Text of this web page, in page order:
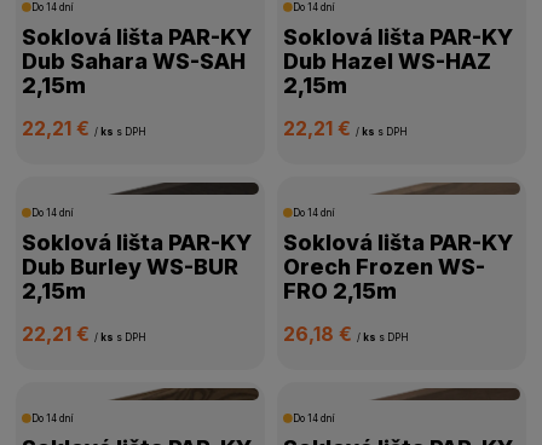
Do 14 dní
Soklová lišta PAR-KY
Dub Sahara WS-SAH
2,15m
22,21 €/ ks s DPH
Do 14 dní
Soklová lišta PAR-KY
Dub Hazel WS-HAZ
2,15m
22,21 € / ks s DPH
Do 14 dní
Soklová lišta PAR-KY
Dub Burley WS-BUR
2,15m
22,21 €/ ks s DPH
Do 14 dní
Soklová lišta PAR-KY
Orech Frozen WS-
FRO 2,15m
26,18 € / ks s DPH
Do 14 dní Do 14 dní